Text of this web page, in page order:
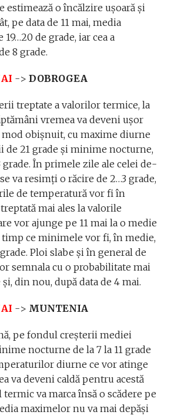
estimează o încălzire uşoară şi
pe data de 11 mai, media
de grade, iar cea a
8 grade.
-> DOBROGEA
treptate a valorilor termice, la
vremea va deveni uşor
mod obişnuit, cu maxime diurne
21 grade şi minime nocturne,
grade. În primele zile ale celei de-
va resimţi o răcire de 2…3 grade,
de temperatură vor fi în
mai ales la valorile
vor ajunge pe 11 mai la o medie
timp ce minimele vor fi, în medie,
Ploi slabe și în general de
semnala cu o probabilitate mai
din nou, după data de 4 mai.
-> MUNTENIA
pe fondul creşterii mediei
nocturne de la 7 la 11 grade
diurne ce vor atinge
va deveni caldă pentru acestă
va marca însă o scădere pe
maximelor nu va mai depăși